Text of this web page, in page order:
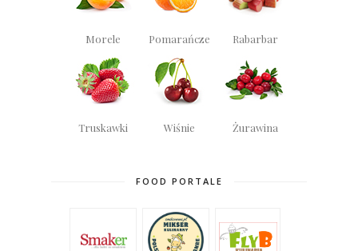
Morele Pomarańcze Rabarbar
Truskawki Wiśnie Żurawina
FOOD PORTALE